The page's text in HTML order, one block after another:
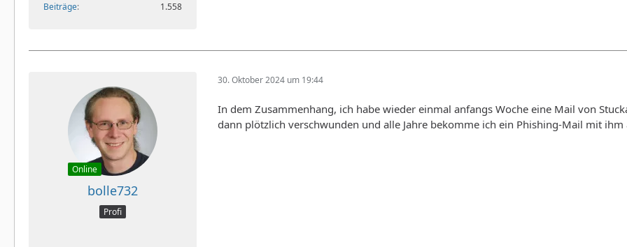
Beiträge
1.558
Online
bolle732
Profi
30. Oktober 2024 um 19:44
In dem Zusammenhang, ich habe wieder einmal anfangs Woche eine Mail von
dann plötzlich verschwunden und alle Jahre bekomme ich ein Phishing-Mail mit ihm